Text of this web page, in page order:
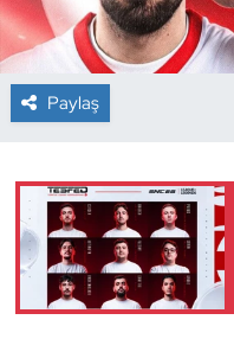
Paylaş
Curling
Dağcılık
Dövüş Sanatı
E-Spor